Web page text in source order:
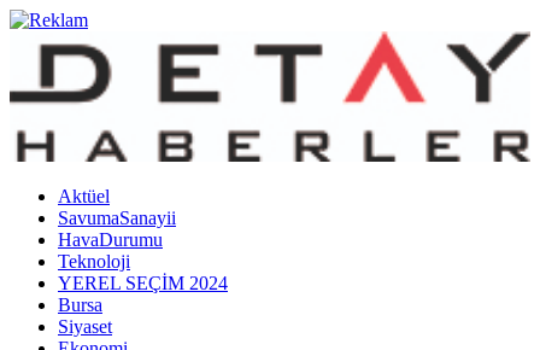
Aktüel
SavumaSanayii
HavaDurumu
Teknoloji
YEREL SEÇİM 2024
Bursa
Siyaset